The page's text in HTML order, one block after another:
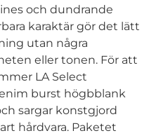
och dundrande
karaktär gör det lätt
utan några
eller tonen. För att
LA Select
burst högbblank
sargar konstgjord
hårdvara. Paketet